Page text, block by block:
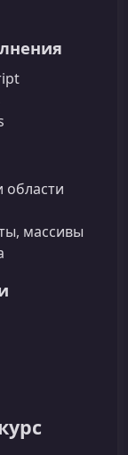
массивы